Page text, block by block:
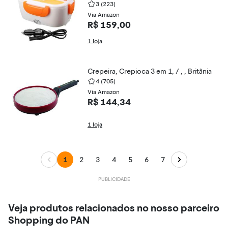
ivisorias Lunch Box
3 (223)
Via Amazon
R$ 159,00
1 loja
Crepeira, Crepioca 3 em 1, / , , Britânia
4 (705)
Via Amazon
R$ 144,34
1 loja
1 2 3 4 5 6 7
Veja produtos relacionados no nosso parceiro
Shopping do PAN